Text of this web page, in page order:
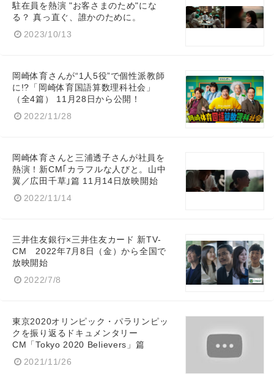
駐在員を熱演 "お客さまのため"にな
る？ 真っ直ぐ、誰かのために。
2023/10/13
岡崎体育さんが“1人5役”で個性派教師
に!?「岡崎体育国語算数理科社会」
（全4篇） 11月28日から公開！
2022/11/28
岡崎体育さんと三浦透子さんが社員を
熱演！新CM｢カラフルな人びと。山中
翼／広田千草｣篇 11月14日放映開始
2022/11/14
三井住友銀行×三井住友カード 新TV-
CM 2022年7月8日（金）から全国で
放映開始
2022/7/8
東京2020オリンピック・パラリンピッ
クを振り返るドキュメンタリー
CM「Tokyo 2020 Believers」篇
2021/11/26